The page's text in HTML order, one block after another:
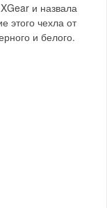
и назвала
этого чехла от
и белого.